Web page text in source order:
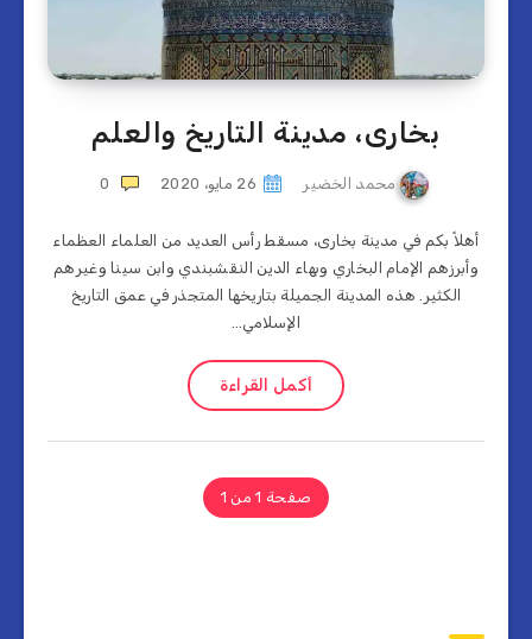
بخارى، مدينة التاريخ والعلم
محمد الخضير 26 مايو، 2020 0
أهلاً بكم في مدينة بخارى، مسقط رأس العديد من العلماء العظماء
وأبرزهم الإمام البخاري وبهاء الدين النقشبندي وابن سينا وغيرهم
الكثير. هذه المدينة الجميلة بتاريخها المتجذر في عمق التاريخ
الإسلامي…
أكمل القراءة
صفحة 1 من 1